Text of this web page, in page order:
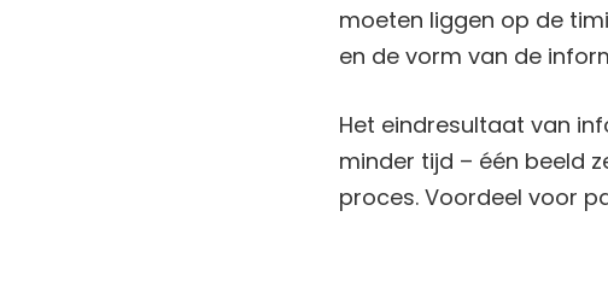
moeten liggen op de
en de vorm van de
Het eindresultaat van
minder tijd – één beeld
proces. Voordeel voor